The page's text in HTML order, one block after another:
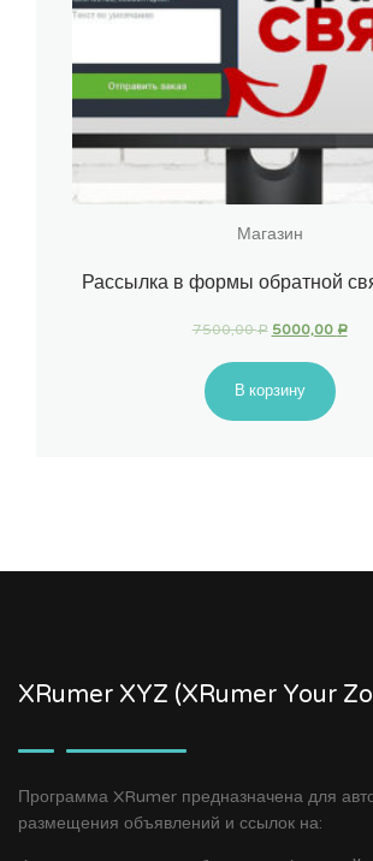
Магазин
Рассылка в формы обратной
7500,00Р 5000,00 Р
В корзину
XRumer XYZ (XRumer Your
Программа XRumer предназначена для
размещения объявлений и ссылок на: